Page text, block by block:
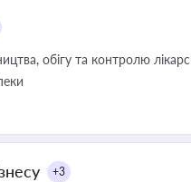
обігу та контролю
+3